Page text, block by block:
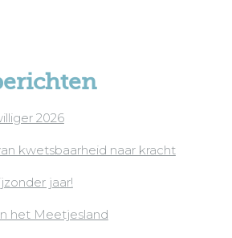
2026
kwetsbaarheid naar kracht
jaar!
het Meetjesland